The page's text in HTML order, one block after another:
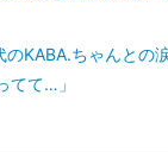
KABA.ちゃんとの
てて…」